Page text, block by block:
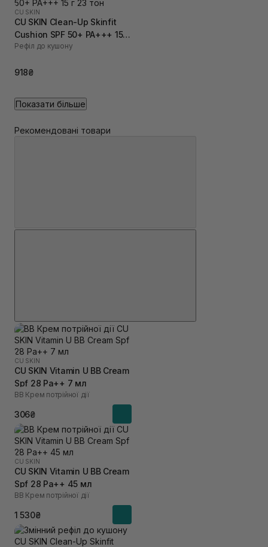
CU SKIN
CU SKIN Clean-Up Skinfit
Cushion SPF 50+ PA+++ 15 г
23 тон
Рефіл до кушону
918₴
Показати більше
Рекомендовані товари
CU SKIN
CU SKIN Vitamin U BB Cream
Spf 28 Pa++ 7 мл
BB Крем потрійної дії
306₴
CU SKIN
CU SKIN Vitamin U BB Cream
Spf 28 Pa++ 45 мл
BB Крем потрійної дії
1 530₴